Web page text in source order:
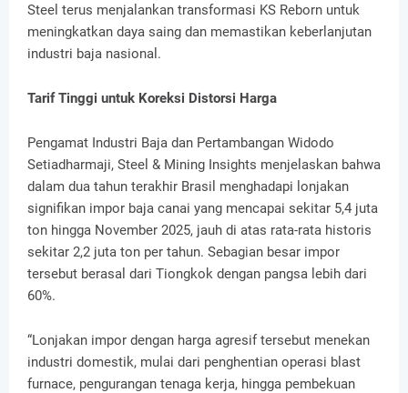
Steel terus menjalankan transformasi KS Reborn untuk
meningkatkan daya saing dan memastikan keberlanjutan
industri baja nasional.
Tarif Tinggi untuk Koreksi Distorsi Harga
Pengamat Industri Baja dan Pertambangan Widodo
Setiadharmaji, Steel & Mining Insights menjelaskan bahwa
dalam dua tahun terakhir Brasil menghadapi lonjakan
signifikan impor baja canai yang mencapai sekitar 5,4 juta
ton hingga November 2025, jauh di atas rata-rata historis
sekitar 2,2 juta ton per tahun. Sebagian besar impor
tersebut berasal dari Tiongkok dengan pangsa lebih dari
60%.
“Lonjakan impor dengan harga agresif tersebut menekan
industri domestik, mulai dari penghentian operasi blast
furnace, pengurangan tenaga kerja, hingga pembekuan